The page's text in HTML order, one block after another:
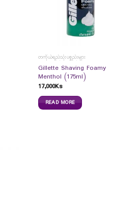
တကိုယ်ရည်သုံးပစ္စည်းများ
Gillette Shaving Foamy
Menthol (175ml)
17,000Ks
READ MORE